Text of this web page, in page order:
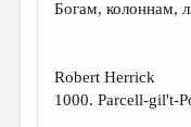
ПРАВИЛА САЙТА
ИЗБРАННОЕ
Богам, колоннам,
Robert Herrick
1000. Parcell-gil't-